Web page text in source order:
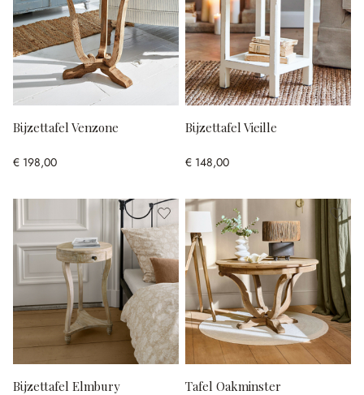
Bijzettafel Venzone
€ 198,00
Bijzettafel Vieille
€ 148,00
Bijzettafel Elmbury Tafel Oakminster